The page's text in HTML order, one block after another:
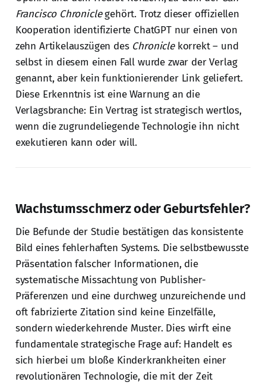
Francisco Chroniclegehört. Trotz dieser offiziellen
Kooperation identifizierte ChatGPT nur einen von
zehn Artikelauszügen des Chroniclekorrekt – und
selbst in diesem einen Fall wurde zwar der Verlag
genannt, aber kein funktionierender Link geliefert.
Diese Erkenntnis ist eine Warnung an die
Verlagsbranche: Ein Vertrag ist strategisch wertlos,
wenn die zugrundeliegende Technologie ihn nicht
exekutieren kann oder will.
Wachstumsschmerz oder Geburtsfehler?
Die Befunde der Studie bestätigen das konsistente
Bild eines fehlerhaften Systems. Die selbstbewusste
Präsentation falscher Informationen, die
systematische Missachtung von Publisher-
Präferenzen und eine durchweg unzureichende und
oft fabrizierte Zitation sind keine Einzelfälle,
sondern wiederkehrende Muster. Dies wirft eine
fundamentale strategische Frage auf: Handelt es
sich hierbei um bloße Kinderkrankheiten einer
revolutionären Technologie, die mit der Zeit